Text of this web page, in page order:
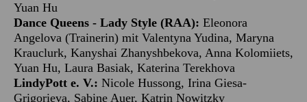
Yuan Hu
Dance Queens - Lady Style (RAA): Eleonora
Angelova (Trainerin) mit Valentyna Yudina, Maryna
Krauclurk, Kanyshai Zhanyshbekova, Anna Kolomiiets,
Yuan Hu, Laura Basiak, Katerina Terekhova
LindyPott e. V.: Nicole Hussong, Irina Giesa-
Grigorieva, Sabine Auer, Katrin Nowitzky